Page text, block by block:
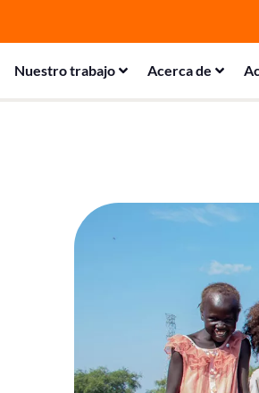
Nuestro trabajo Acerca de